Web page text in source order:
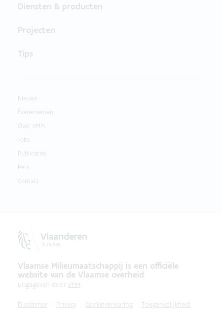
Diensten & producten
Projecten
Tips
Nieuws
Evenementen
Over VMM
Jobs
Publicaties
Pers
Contact
Vlaamse Milieumaatschappij is een officiële
website van de Vlaamse overheid
uitgegeven door VMM
Disclaimer Privacy Cookieverklaring Toegankelijkheid